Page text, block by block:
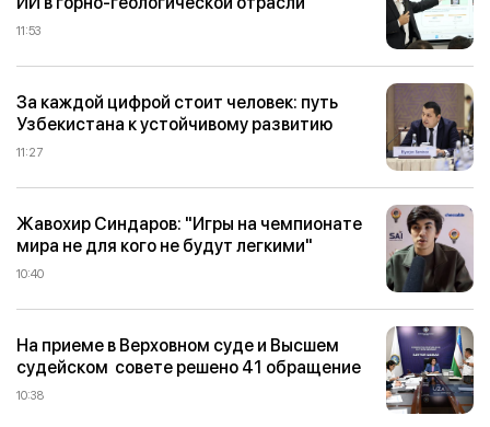
11:53
За каждой цифрой стоит человек: путь
Узбекистана к устойчивому развитию
11:27
Жавохир Синдаров: "Игры на чемпионате
мира не для кого не будут легкими"
10:40
На приеме в Верховном суде и Высшем
судейском совете решено 41 обращение
10:38